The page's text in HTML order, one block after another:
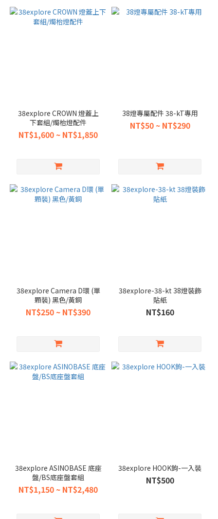
38explore CROWN 燈蓋上
下套組/燭枱燈配件
NT$1,600 ~ NT$1,850
38燈專屬配件 38-kT專用
NT$50 ~ NT$290
38explore Camera D環 (單
顆裝) 黑色/黃銅
NT$250 ~ NT$390
38explore-38-kt 38燈裝飾
貼紙
NT$160
38explore ASINOBASE 底座
盤/BS底座盤套組
NT$1,150 ~ NT$2,480
38explore HOOK鉤-一入裝
NT$500